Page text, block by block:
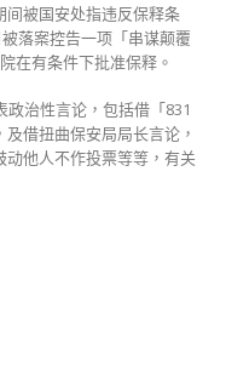
被国安处指违反保释条
落案控告一项「串谋颠覆
在有条件下批准保释。
治性言论，包括借「831
借扭曲保安局局长言论，
他人不作投票等等，有关